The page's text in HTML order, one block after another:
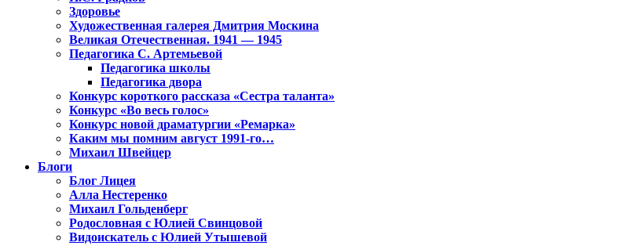
Здоровье
Художественная галерея Дмитрия Москина
Великая Отечественная. 1941 — 1945
Педагогика С. Артемьевой
Педагогика школы
Педагогика двора
Конкурс короткого рассказа «Сестра таланта»
Конкурс «Во весь голос»
Конкурс новой драматургии «Ремарка»
Каким мы помним август 1991-го…
Михаил Швейцер
Блоги
Блог Лицея
Алла Нестеренко
Михаил Гольденберг
Родословная с Юлией Свинцовой
Видоискатель с Юлией Утышевой